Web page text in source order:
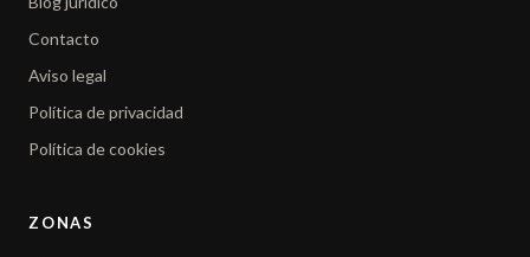
Contacto
Aviso legal
Política de privacidad
Política de cookies
ZONAS